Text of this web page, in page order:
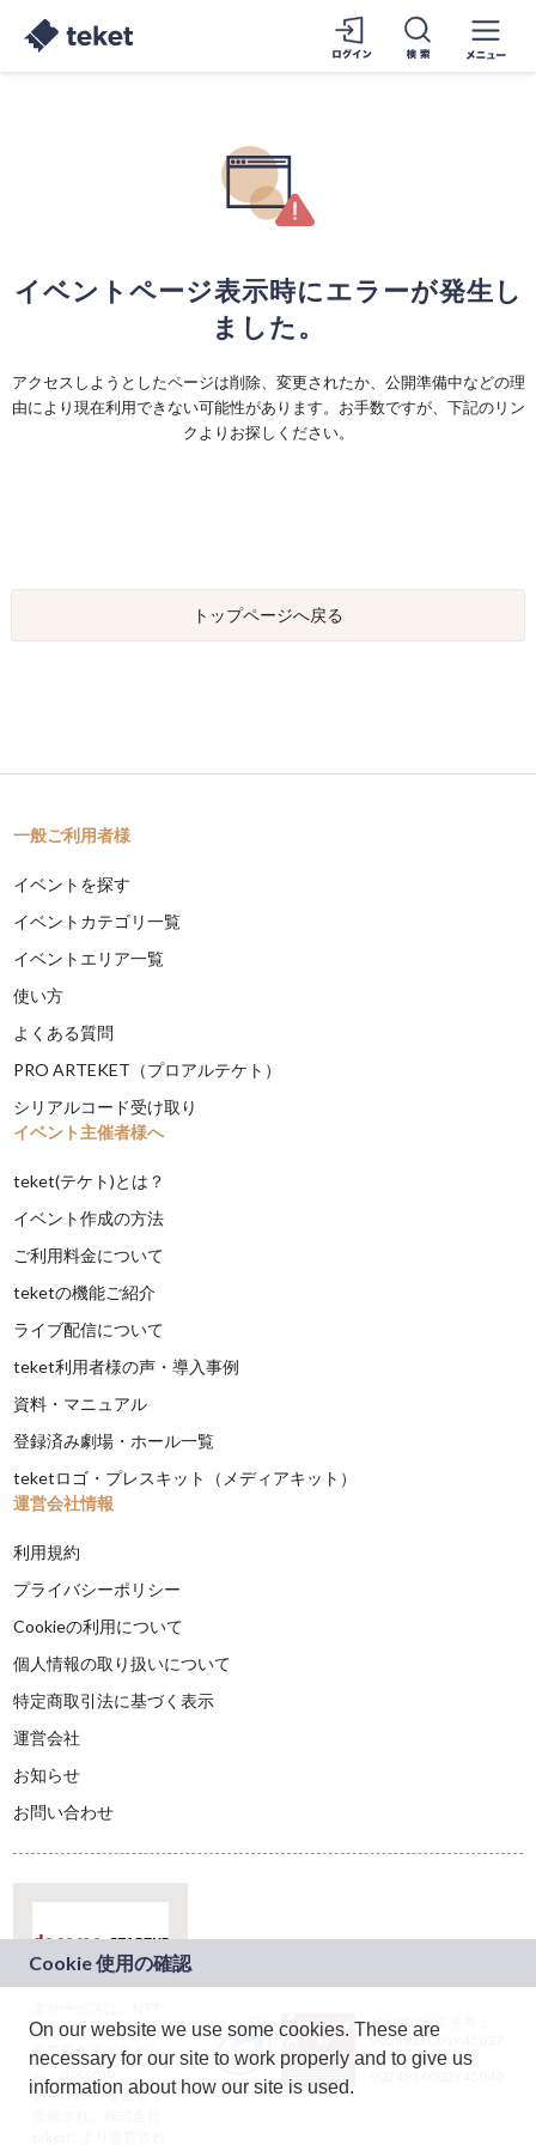
イベントページ表示時にエラーが発生し
ました。
アクセスしようとしたページは削除、変更されたか、公開準備中などの理
由により現在利用できない可能性があります。お手数ですが、下記のリン
クよりお探しください。
トップページへ戻る
一般ご利用者様
イベントを探す
イベントカテゴリ一覧
イベントエリア一覧
使い方
よくある質問
PRO ARTEKET（プロアルテケト）
シリアルコード受け取り
イベント主催者様へ
teket(テケト)とは？
イベント作成の方法
ご利用料金について
teketの機能ご紹介
ライブ配信について
teket利用者様の声・導入事例
資料・マニュアル
登録済み劇場・ホール一覧
teketロゴ・プレスキット（メディアキット）
運営会社情報
利用規約
プライバシーポリシー
Cookieの利用について
個人情報の取り扱いについて
特定商取引法に基づく表示
運営会社
お知らせ
お問い合わせ
ドコモグループの新
規事業創出プログラ
ム「docomo
STARTUP」を通じて
JASRAC許諾番号：
9024936001Y45037
JASRAC許諾番号：
On our website we use some cookies. These are
necessary for our site to work properly and to give us
information about how our site is used.